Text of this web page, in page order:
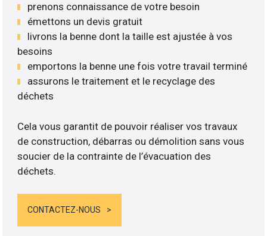
prenons connaissance de votre besoin
émettons un devis gratuit
livrons la benne dont la taille est ajustée à vos
besoins
emportons la benne une fois votre travail terminé
assurons le traitement et le recyclage des
déchets
Cela vous garantit de pouvoir réaliser vos travaux
de construction, débarras ou démolition sans vous
soucier de la contrainte de l’évacuation des
déchets.
CONTACTEZ-NOUS